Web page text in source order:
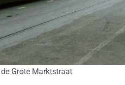
Grote Marktstraat